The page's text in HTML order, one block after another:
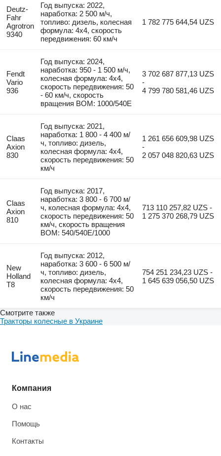
Deutz-
Fahr
Agrotron
9340
Год выпуска: 2022,
наработка: 2 500 м/ч,
топливо: дизель, колесная
формула: 4x4, скорость
передвижения: 60 км/ч
1 782 775 644,54 UZS
Fendt
Vario
936
Год выпуска: 2024,
наработка: 950 - 1 500 м/ч,
колесная формула: 4x4,
скорость передвижения: 50
- 60 км/ч, скорость
вращения ВОМ: 1000/540E
3 702 687 877,13 UZS
-
4 799 780 581,46 UZS
Claas
Axion
830
Год выпуска: 2021,
наработка: 1 800 - 4 400 м/
ч, топливо: дизель,
колесная формула: 4x4,
скорость передвижения: 50
км/ч
1 261 656 609,98 UZS
-
2 057 048 820,63 UZS
Claas
Axion
810
Год выпуска: 2017,
наработка: 3 800 - 6 700 м/
ч, колесная формула: 4x4,
скорость передвижения: 50
км/ч, скорость вращения
ВОМ: 540/540E/1000
713 110 257,82 UZS -
1 275 370 268,79 UZS
New
Holland
T8
Год выпуска: 2012,
наработка: 3 600 - 6 500 м/
ч, топливо: дизель,
колесная формула: 4x4,
скорость передвижения: 50
км/ч
754 251 234,23 UZS -
1 645 639 056,50 UZS
Смотрите также
Тракторы колесные в Украине
Компания
О нас
Помощь
Контакты